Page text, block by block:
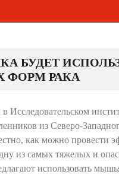
БУДЕТ
ФОРМ РАКА
из Северо-
как можно провести
из самых тяжелых и
использовать